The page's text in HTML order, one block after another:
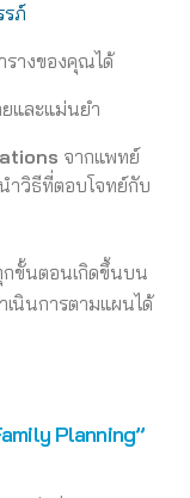
ภ์
รางของคุณได้
ยและแม่นยำ
จากแพทย์
ำวิธีที่ตอบโจทย์กับ
กขั้นตอนเกิดขึ้นบน
เนินการตามแผนได้
Planning”